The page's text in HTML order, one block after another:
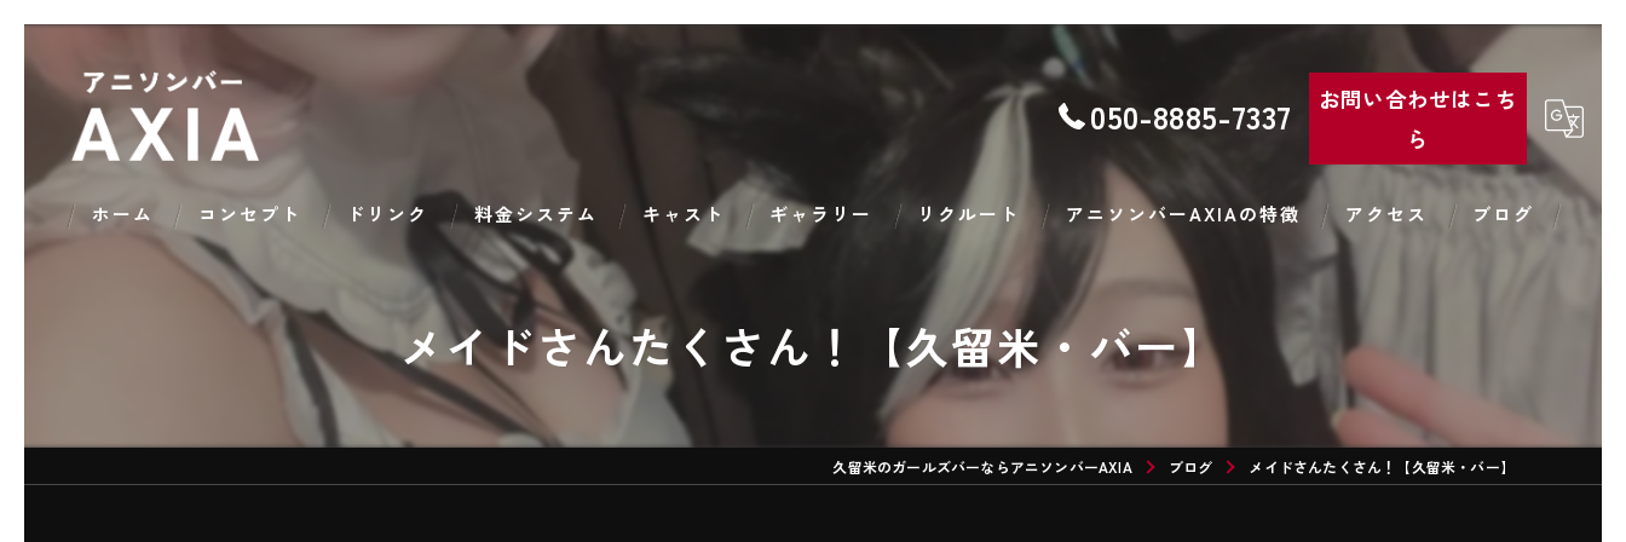
050-8885-7337
お問い合わせはこち
ら
ホーム コンセプト ドリンク 料金システム キャスト ギャラリー リクルート アニソンバーAXIAの特徴
コンカフェ
バー
カラオケ
アクセス ブログ
メイドさんたくさん！【久留米・バー】
久留米のガールズバーならアニソンバーAXIA ブログ メイドさんたくさん！【久留米・バー】